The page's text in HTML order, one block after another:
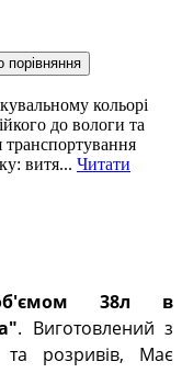
кольорі
до вологи та
транспортування
витя... Читати
38л в
. Виготовлений з
та розривів, Має